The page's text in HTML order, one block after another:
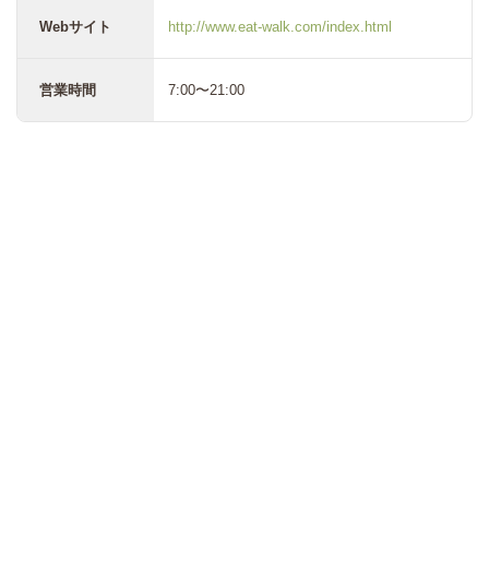
Webサイト http://www.eat-walk.com/index.html
営業時間 7:00〜21:00